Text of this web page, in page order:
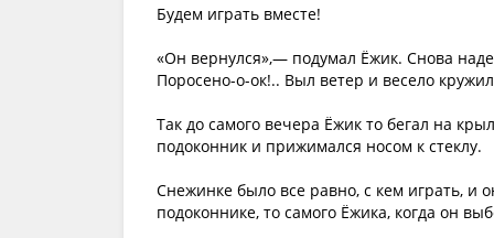
Будем играть вместе!
«Он вернулся»,— подумал Ёжик. Снова
Поросено-о-ок!.. Выл ветер и весело
Так до самого вечера Ёжик то бегал на
подоконник и прижимался носом к стеклу.
Снежинке было все равно, с кем играть, и
подоконнике, то самого Ёжика, когда он